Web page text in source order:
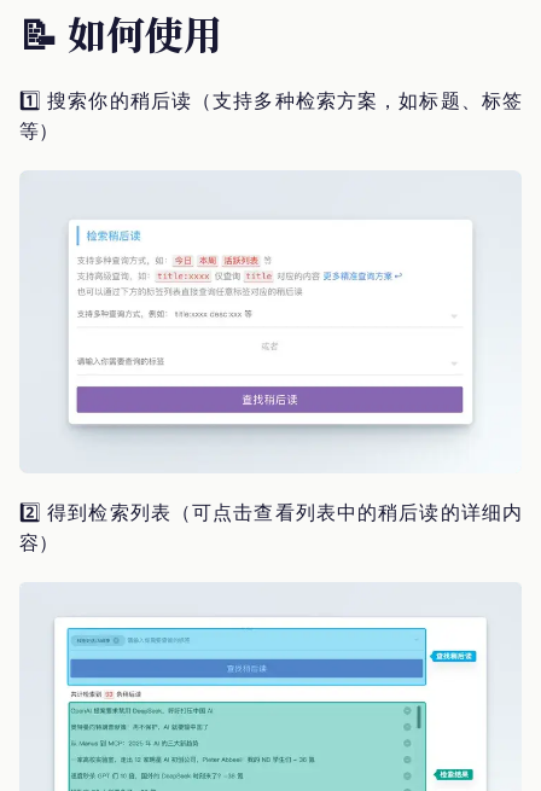
📝 如何使用
1️⃣ 搜索你的稍后读（支持多种检索方案，如标题、标签
等）
2️⃣ 得到检索列表（可点击查看列表中的稍后读的详细内
容）